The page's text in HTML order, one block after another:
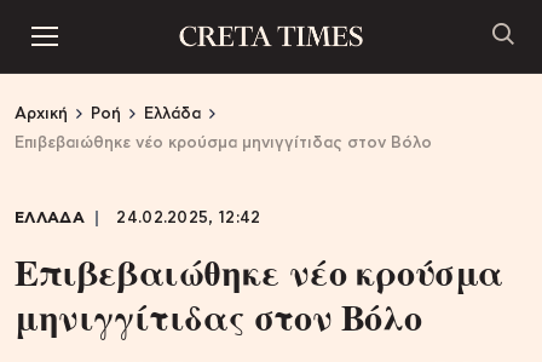
Αρχική Ροή
Ελλάδα
Επιβεβαιώθηκε νέο κρούσμα μηνιγγίτιδας στον Βόλο
ΕΛΛΑΔΑ 24.02.2025, 12:42
Επιβεβαιώθηκε νέο κρούσμα
μηνιγγίτιδας στον Βόλο